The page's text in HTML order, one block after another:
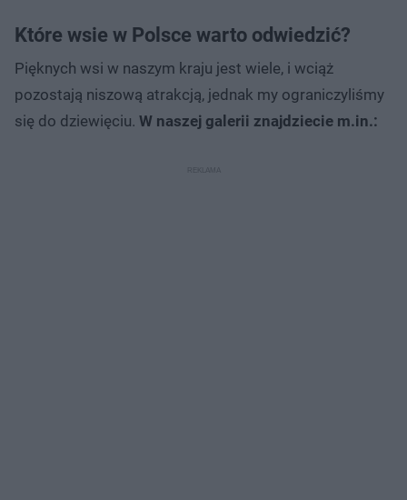
Które wsie w Polsce warto odwiedzić?
Pięknych wsi w naszym kraju jest wiele, i wciąż
pozostają niszową atrakcją, jednak my ograniczyliśmy
się do dziewięciu. W naszej galerii znajdziecie m.in.: